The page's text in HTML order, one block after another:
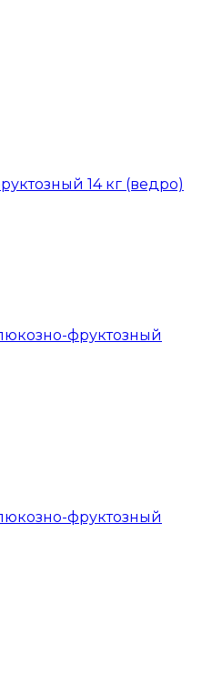
14 кг (ведро)